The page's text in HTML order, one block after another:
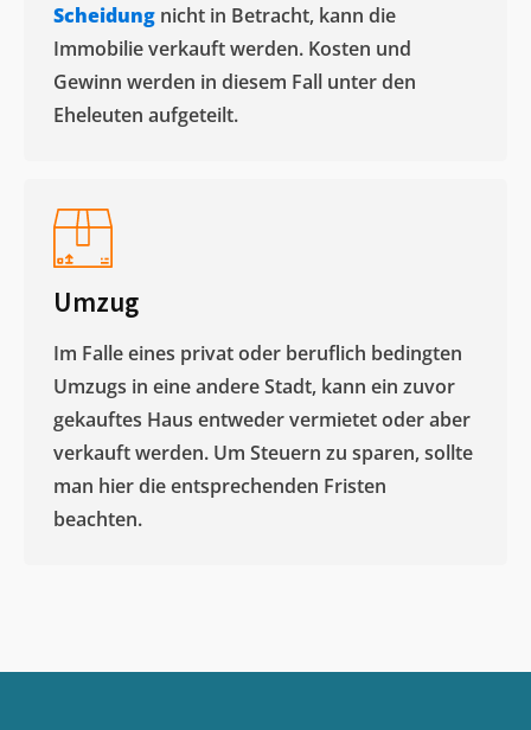
Scheidung nicht in Betracht, kann die
Immobilie verkauft werden. Kosten und
Gewinn werden in diesem Fall unter den
Eheleuten aufgeteilt.​
Umzug
Im Falle eines privat oder beruflich bedingten
Umzugs in eine andere Stadt, kann ein zuvor
gekauftes Haus entweder vermietet oder aber
verkauft werden. Um Steuern zu sparen, sollte
man hier die entsprechenden Fristen
beachten.